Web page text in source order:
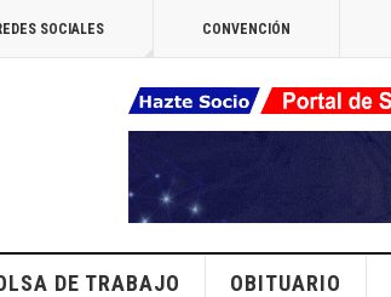
SOCIALES CONVENCIÓN
DE TRABAJO OBITUARIO